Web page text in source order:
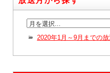
2020年1月～9月までの放